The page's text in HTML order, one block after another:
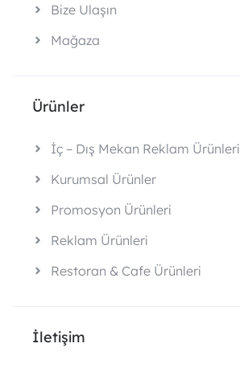
Bize Ulaşın
Mağaza
Ürünler
İç – Dış Mekan Reklam Ürünleri
Kurumsal Ürünler
Promosyon Ürünleri
Reklam Ürünleri
Restoran & Cafe Ürünleri
İletişim